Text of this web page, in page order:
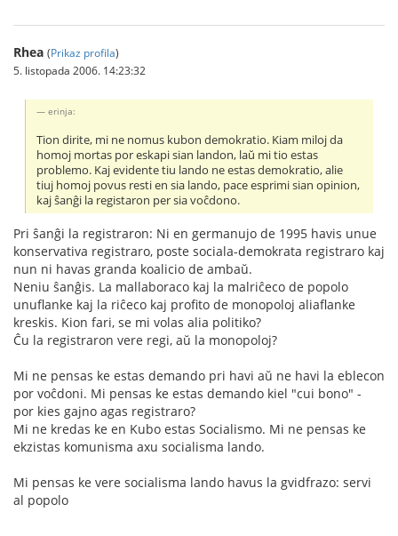
Rhea (Prikaz profila)
5. listopada 2006. 14:23:32
erinja:
Tion dirite, mi ne nomus kubon demokratio. Kiam miloj da
homoj mortas por eskapi sian landon, laŭ mi tio estas
problemo. Kaj evidente tiu lando ne estas demokratio, alie
tiuj homoj povus resti en sia lando, pace esprimi sian opinion,
kaj ŝanĝi la registaron per sia voĉdono.
Pri ŝanĝi la registraron: Ni en germanujo de 1995 havis unue
konservativa registraro, poste sociala-demokrata registraro kaj
nun ni havas granda koalicio de ambaŭ.
Neniu ŝanĝis. La mallaboraco kaj la malriĉeco de popolo
unuflanke kaj la riĉeco kaj profito de monopoloj aliaflanke
kreskis. Kion fari, se mi volas alia politiko?
Ĉu la registraron vere regi, aŭ la monopoloj?
Mi ne pensas ke estas demando pri havi aŭ ne havi la eblecon
por voĉdoni. Mi pensas ke estas demando kiel "cui bono" -
por kies gajno agas registraro?
Mi ne kredas ke en Kubo estas Socialismo. Mi ne pensas ke
ekzistas komunisma axu socialisma lando.
Mi pensas ke vere socialisma lando havus la gvidfrazo: servi
al popolo